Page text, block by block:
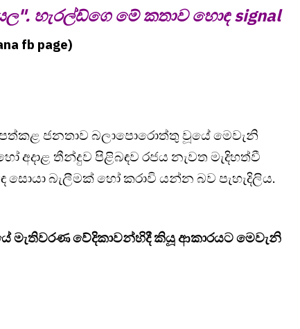
හැරල්ඩ්ගෙ මේ කතාව හොඳ signal
fb page)
ජනතාව බලාපොරොත්තු වූයේ මෙවැනි
තීන්දුව පිළිබඳව රජය නැවත මැදිහත්වී
බැලීමක් හෝ කරාවි යන්න බව පැහැදිලිය.
වේදිකාවන්හිදී කියූ ආකාරයට මෙවැනි